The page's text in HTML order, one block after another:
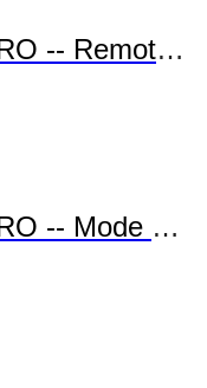
-- Remote
-- Mode